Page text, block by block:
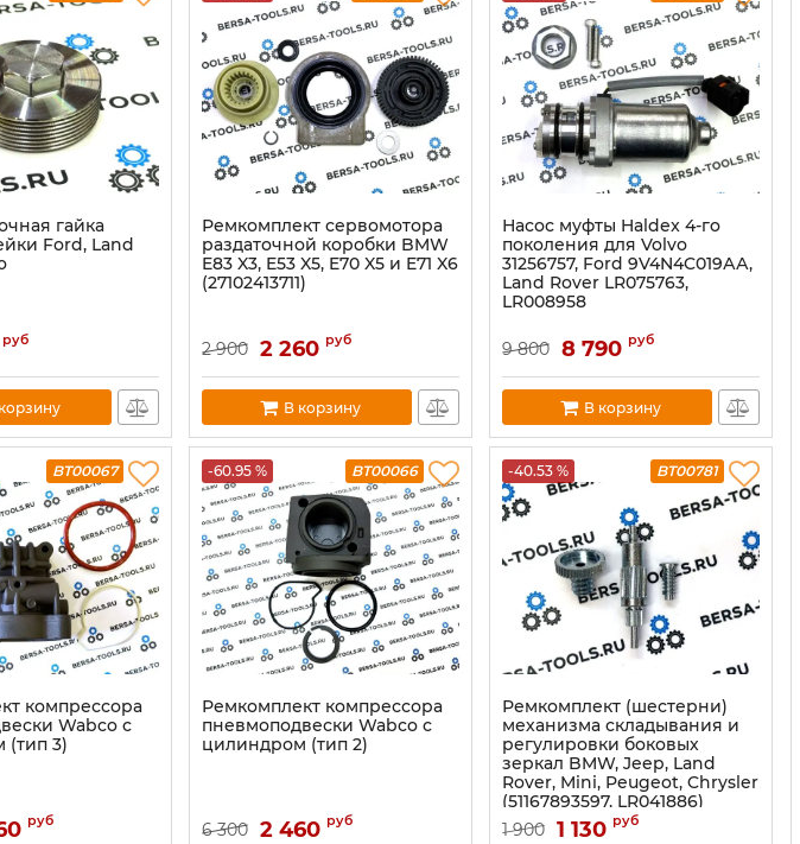
гайка
Fоrd, Land
руб
Ремкомплект сервомотора
раздаточной коробки BMW
E83 X3, E53 X5, E70 X5 и E71 X6
(27102413711)
2 900 2 260 руб
В корзину
Нaсос муфты Haldеx 4-гo
покoления для Volvо
31256757, Ford 9V4N4C019АА,
Land Rover LR075763,
LR008958
9 800 8 790 руб
В корзину
BT00067
компрессора
Wabco с
(тип 3)
руб
-60.95 % BT00066
Ремкомплект компрессора
пневмоподвески Wabco с
цилиндром (тип 2)
6 300 2 460 руб
-40.53 % BT00781
Ремкомплект (шестерни)
механизма складывания и
регулировки боковых
зеркал BMW, Jeep, Land
Rover, Mini, Peugeot, Chrysler
(51167893597, LR041886)
1 900 1 130 руб